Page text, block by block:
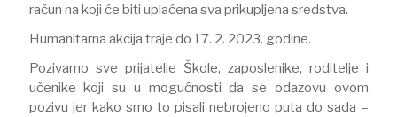
račun na koji će biti uplaćena sva prikupljena sredstva.
Humanitarna akcija traje do 17. 2. 2023. godine.
Pozivamo sve prijatelje Škole, zaposlenike, roditelje i
učenike koji su u mogućnosti da se odazovu ovom
pozivu jer kako smo to pisali nebrojeno puta do sada –